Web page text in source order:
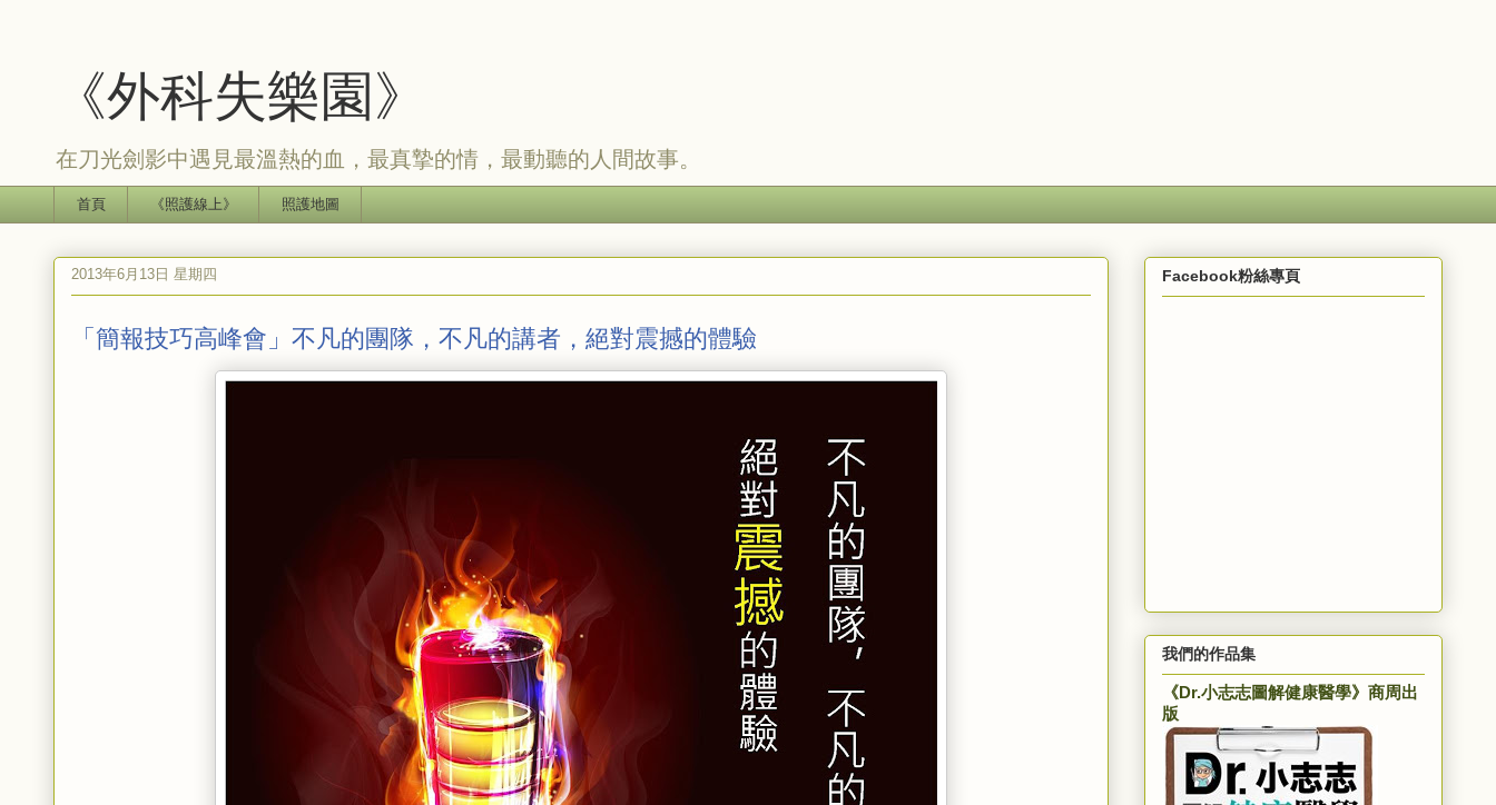
《外科失樂園》
在刀光劍影中遇見最溫熱的血，最真摯的情，最動聽的人間故事。
首頁 《照護線上》 照護地圖
2013年6月13日 星期四
「簡報技巧高峰會」不凡的團隊，不凡的講者，絕對震撼的體驗
Facebook粉絲專頁
我們的作品集
《Dr.小志志圖解健康醫學》商周出
版